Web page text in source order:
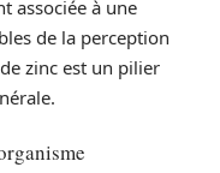
associée à une
de la perception
zinc est un pilier